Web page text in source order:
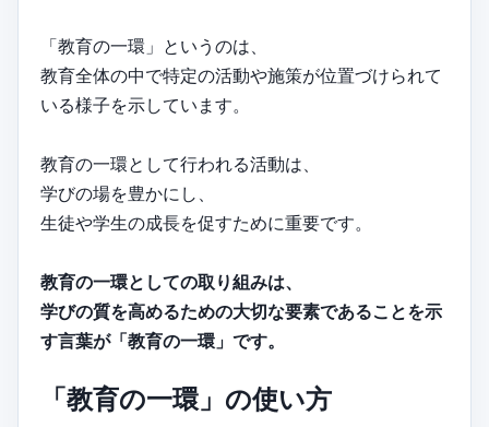
「教育の一環」というのは、
教育全体の中で特定の活動や施策が位置づけられて
いる様子を示しています。
教育の一環として行われる活動は、
学びの場を豊かにし、
生徒や学生の成長を促すために重要です。
教育の一環としての取り組みは、
学びの質を高めるための大切な要素であることを示
す言葉が「教育の一環」です。
「教育の一環」の使い方